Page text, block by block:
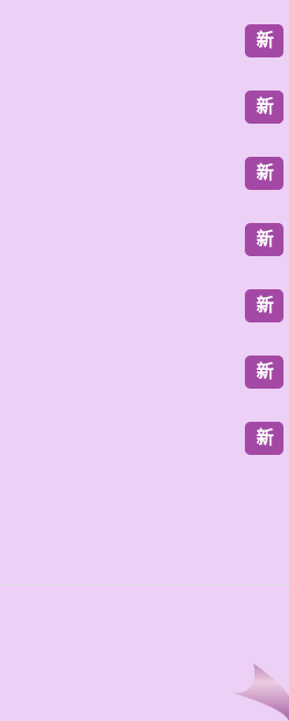
新
新
新
新
新
新
新